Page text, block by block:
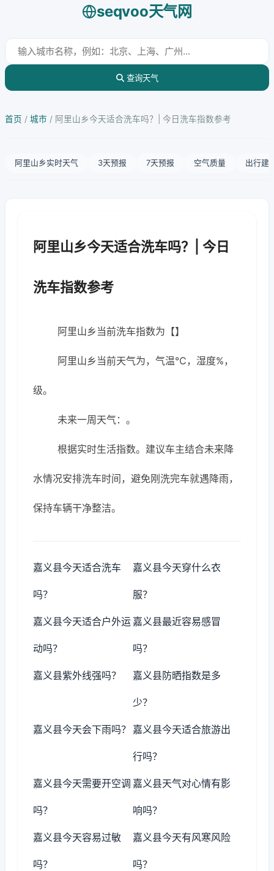
seqvoo天气网
查询天气
首页 / 城市 / 阿里山乡今天适合洗车吗？| 今日洗车指数参考
阿里山乡实时天气 3天预报 7天预报 空气质量 出行建
阿里山乡今天适合洗车吗？| 今日
洗车指数参考
阿里山乡当前洗车指数为【】
阿里山乡当前天气为，气温℃，湿度%，
级。
未来一周天气：。
根据实时生活指数。建议车主结合未来降
水情况安排洗车时间，避免刚洗完车就遇降雨，
保持车辆干净整洁。
嘉义县今天适合洗车
吗？
嘉义县今天穿什么衣
服？
嘉义县今天适合户外运
动吗？
嘉义县最近容易感冒
吗？
嘉义县紫外线强吗？ 嘉义县防晒指数是多
少？
嘉义县今天会下雨吗？ 嘉义县今天适合旅游出
行吗？
嘉义县今天需要开空调
吗？
嘉义县天气对心情有影
响吗？
嘉义县今天容易过敏
吗？
嘉义县今天有风寒风险
吗？